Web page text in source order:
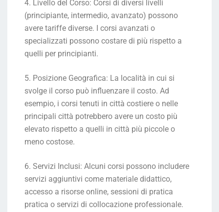
4. Livello del Corso: Corsi di diversi livelli
(principiante, intermedio, avanzato) possono
avere tariffe diverse. I corsi avanzati o
specializzati possono costare di più rispetto a
quelli per principianti.
5. Posizione Geografica: La località in cui si
svolge il corso può influenzare il costo. Ad
esempio, i corsi tenuti in città costiere o nelle
principali città potrebbero avere un costo più
elevato rispetto a quelli in città più piccole o
meno costose.
6. Servizi Inclusi: Alcuni corsi possono includere
servizi aggiuntivi come materiale didattico,
accesso a risorse online, sessioni di pratica
pratica o servizi di collocazione professionale.